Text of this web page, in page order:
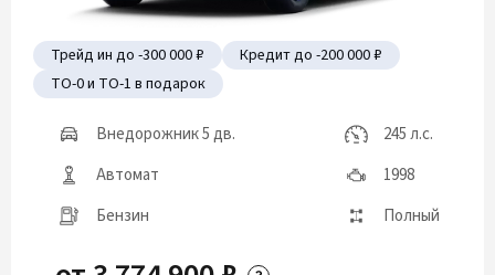
Трейд ин до -300 000 ₽
Кредит до -200 000 ₽
ТО-0 и ТО-1 в подарок
Внедорожник 5 дв.
245 л.с.
Автомат
1998
Бензин
Полный